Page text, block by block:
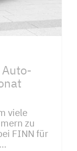
viele
zu
FINN für